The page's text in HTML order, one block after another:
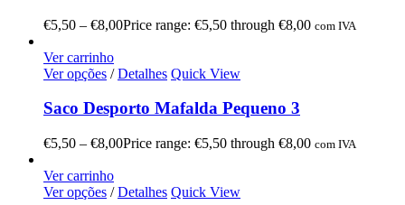
€5,50 – €8,00Price range: €5,50 through €8,00 com IVA
Ver carrinho
Ver opções / Detalhes Quick View
Saco Desporto Mafalda Pequeno 3
€5,50 – €8,00Price range: €5,50 through €8,00 com IVA
Ver carrinho
Ver opções / Detalhes Quick View